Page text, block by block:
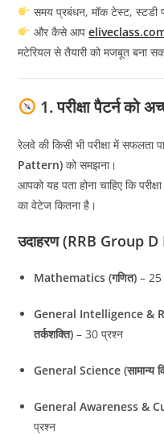
समय प्रबंधन, मॉक टेस्ट, स्टडी
और कैसे आप
मटेरियल से तैयारी को मजबूत बना
1. परीक्षा पैटर्न को
रेलवे की किसी भी परीक्षा में
Pattern) को समझना।
आपको यह पता होना चाहिए कि
का वेटेज कितना है।
उदाहरण (RRB Group
Mathematics (गणित) – 25
General Intelligence &
तर्कशक्ति) – 30 प्रश्न
General Science (सामान्य
General Awareness &
प्रश्न